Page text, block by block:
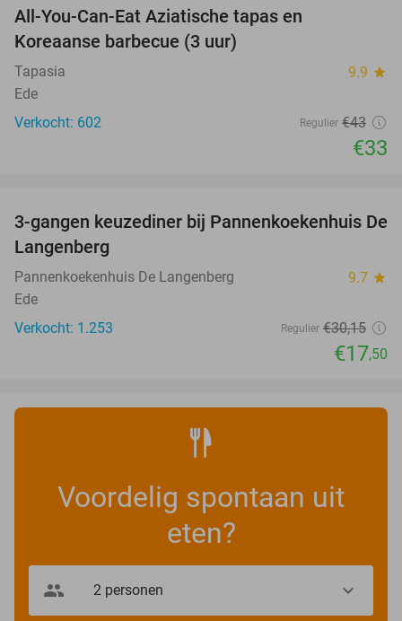
All-You-Can-Eat Aziatische tapas en
Koreaanse barbecue (3 uur)
Tapasia 9.9 star
Ede
Verkocht: 602
Regulier €43
€33
42%
3-gangen keuzediner bij Pannenkoekenhuis De
Langenberg
Pannenkoekenhuis De Langenberg 9.7 star
Ede
Verkocht: 1.253
Regulier €30,15
€17,50
Voordelig spontaan uit
eten?